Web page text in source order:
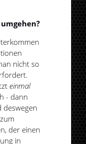
nicht so
einmal
- dann
deswegen
der einen
in